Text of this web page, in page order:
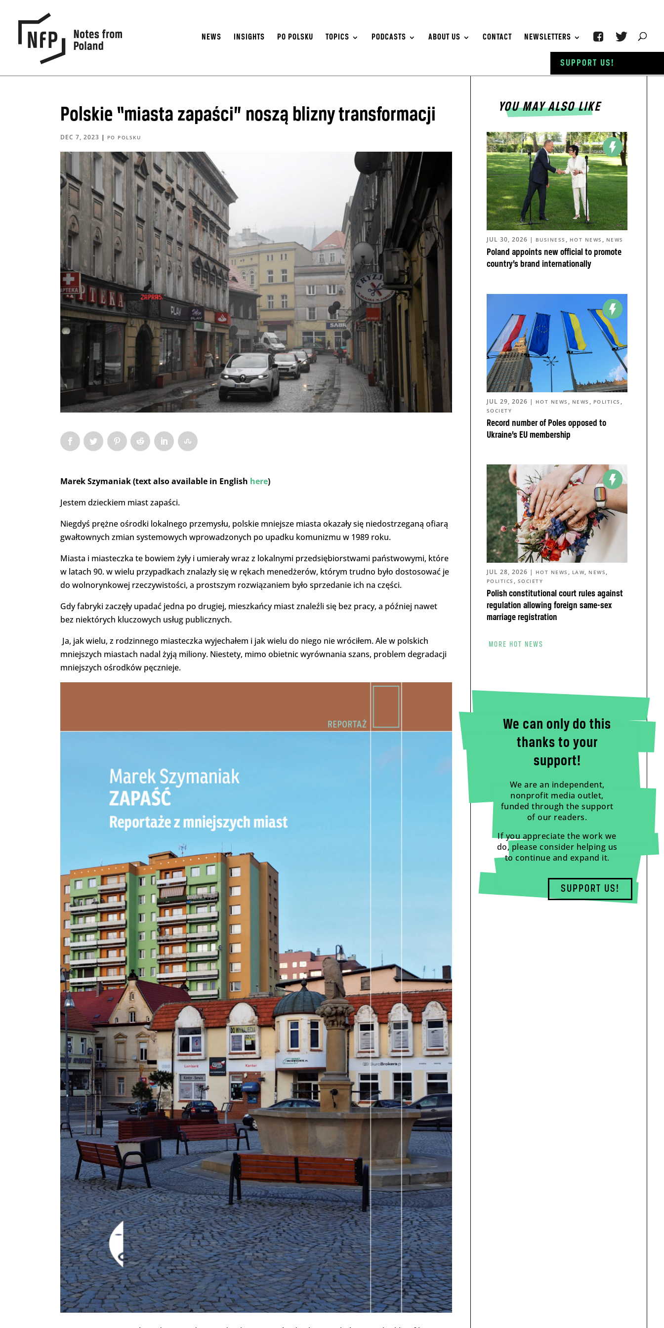
NEWS INSIGHTS PO POLSKU TOPICS PODCASTS ABOUT US CONTACT NEWSLETTERS
Polskie “miasta zapaści” noszą blizny transformacji
DEC 7, 2023 | PO POLSKU
Marek Szymaniak (text also available in English here)
Jestem dzieckiem miast zapaści.
Niegdyś prężne ośrodki lokalnego przemysłu, polskie mniejsze miasta okazały się niedostrzeganą ofiarą
gwałtownych zmian systemowych wprowadzonych po upadku komunizmu w 1989 roku.
Miasta i miasteczka te bowiem żyły i umierały wraz z lokalnymi przedsiębiorstwami państwowymi, które
w latach 90. w wielu przypadkach znalazły się w rękach menedżerów, którym trudno było dostosować je
do wolnorynkowej rzeczywistości, a prostszym rozwiązaniem było sprzedanie ich na części.
Gdy fabryki zaczęły upadać jedna po drugiej, mieszkańcy miast znaleźli się bez pracy, a później nawet
bez niektórych kluczowych usług publicznych.
Ja, jak wielu, z rodzinnego miasteczka wyjechałem i jak wielu do niego nie wróciłem. Ale w polskich
mniejszych miastach nadal żyją miliony. Niestety, mimo obietnic wyrównania szans, problem degradacji
mniejszych ośrodków pęcznieje.
YOU MAY ALSO LIKE
Poland appoints new official to promote
country’s brand internationally
JUL 30, 2026 | BUSINESS , HOT NEWS , NEWS
Record number of Poles opposed to
Ukraine’s EU membership
JUL 29, 2026 | HOT NEWS , NEWS , POLITICS ,
SOCIETY
Polish constitutional court rules against
regulation allowing foreign same-sex
marriage registration
JUL 28, 2026 | HOT NEWS , LAW, NEWS ,
POLITICS , SOCIETY
MORE HOT NEWS
We can only do this
thanks to your
support!
We are an independent,
nonprofit media outlet,
funded through the support
of our readers.
If you appreciate the work we
do, please consider helping us
to continue and expand it.
SUPPORT US!
SUPPORT US!